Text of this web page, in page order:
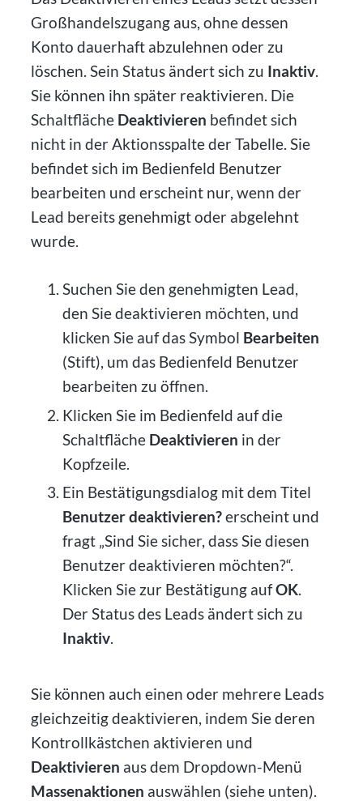
Großhandelszugang aus, ohne dessen
Konto dauerhaft abzulehnen oder zu
löschen. Sein Status ändert sich zu Inaktiv.
Sie können ihn später reaktivieren. Die
Schaltfläche Deaktivieren befindet sich
nicht in der Aktionsspalte der Tabelle. Sie
befindet sich im Bedienfeld Benutzer
bearbeiten und erscheint nur, wenn der
Lead bereits genehmigt oder abgelehnt
wurde.
Suchen Sie den genehmigten Lead,
den Sie deaktivieren möchten, und
klicken Sie auf das Symbol Bearbeiten
(Stift), um das Bedienfeld Benutzer
bearbeiten zu öffnen.
Klicken Sie im Bedienfeld auf die
Schaltfläche Deaktivieren in der
Kopfzeile.
Ein Bestätigungsdialog mit dem Titel
Benutzer deaktivieren?erscheint und
fragt „Sind Sie sicher, dass Sie diesen
Benutzer deaktivieren möchten?“.
Klicken Sie zur Bestätigung aufOK.
Der Status des Leads ändert sich zu
Inaktiv.
Sie können auch einen oder mehrere Leads
gleichzeitig deaktivieren, indem Sie deren
Kontrollkästchen aktivieren und
Deaktivieren aus dem Dropdown-Menü
Massenaktionen auswählen (siehe unten).